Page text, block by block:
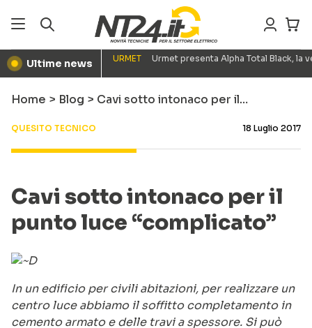
● Ultime news URMET Urmet presenta Alpha Total Black,
Home > Blog > Cavi sotto intonaco per il…
QUESITO TECNICO 18 Luglio 2017
Cavi sotto intonaco per il
punto luce “complicato”
In un edificio per civili abitazioni, per realizzare un
centro luce abbiamo il soffitto completamento in
cemento armato e delle travi a spessore. Si può